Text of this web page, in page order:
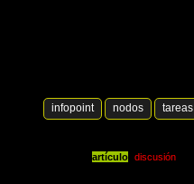
artículo discusión
infopoint nodos tareas